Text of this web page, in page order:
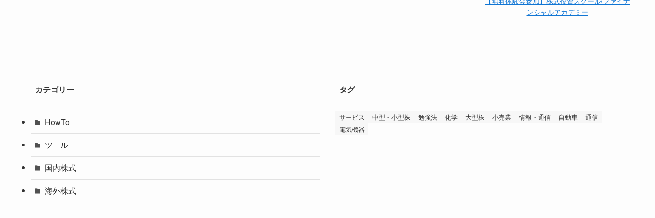
ンシャルアカデミー
カテゴリー
HowTo
ツール
国内株式
海外株式
タグ
サービス 中型・小型株 勉強法 化学 大型株 小売業 情報・通信 自動車
通信
電気機器